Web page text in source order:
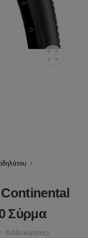
Σύρμα
(0 Αξιολογήσεις)